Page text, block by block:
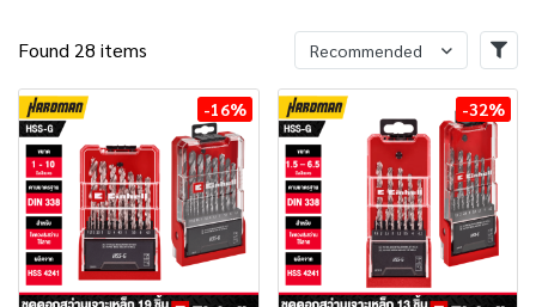
Found 28 items Recommended
-16% -32%